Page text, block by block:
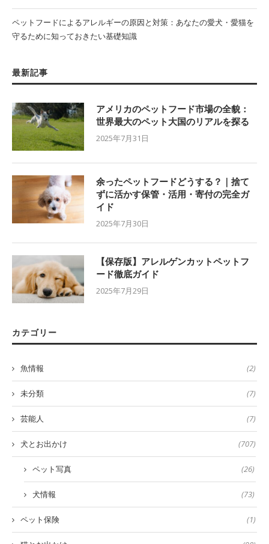
ペットフードによるアレルギーの原因と対策：あなたの愛犬・愛猫を
守るために知っておきたい基礎知識
最新記事
アメリカのペットフード市場の全貌：
世界最大のペット大国のリアルを探る
2025年7月31日
余ったペットフードどうする？｜捨て
ずに活かす保管・活用・寄付の完全ガ
イド
2025年7月30日
【保存版】アレルゲンカットペットフ
ード徹底ガイド
2025年7月29日
カテゴリー
魚情報 (2)
未分類 (7)
芸能人 (7)
犬とお出かけ (707)
ペット写真 (26)
犬情報 (73)
ペット保険 (1)